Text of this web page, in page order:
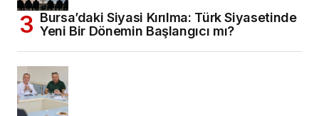
Bursa’daki Siyasi Kırılma: Türk Siyasetinde
Yeni Bir Dönemin Başlangıcı mı?